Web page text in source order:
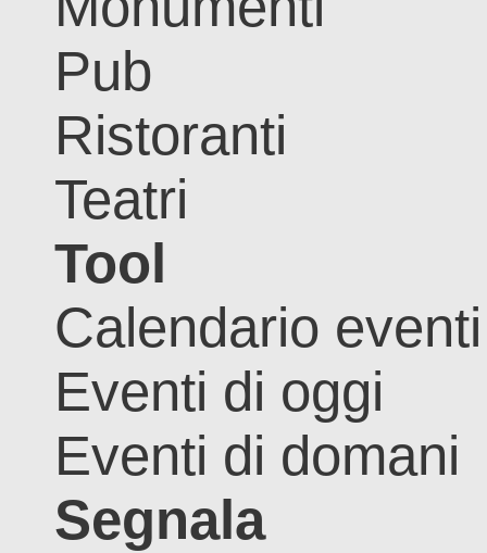
Pub
Ristoranti
Teatri
Tool
Calendario eventi
Eventi di oggi
Eventi di domani
Segnala